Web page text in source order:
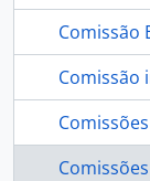
Comissão
Comissão